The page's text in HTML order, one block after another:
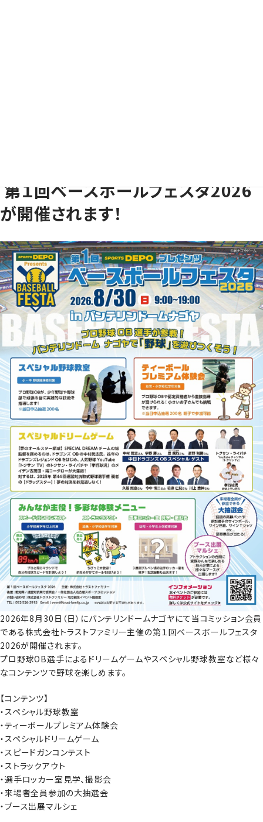
第１回ベースボールフェスタ2026
が開催されます！
2026年8月30日（日）にバンテリンドームナゴヤにて当コミッション会員
である株式会社トラストファミリー主催の第１回ベースボールフェスタ
2026が開催されます。
プロ野球OB選手によるドリームゲームやスペシャル野球教室など様々
なコンテンツで野球を楽しめます。
【コンテンツ】
・スペシャル野球教室
・ティーボールプレミアム体験会
・スペシャルドリームゲーム
・スピードガンコンテスト
・ストラックアウト
・選手ロッカー室見学、撮影会
・来場者全員参加の大抽選会
・ブース出展マルシェ